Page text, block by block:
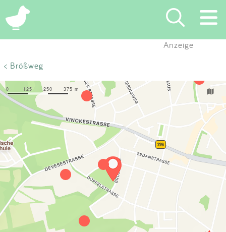
×
Eintragen
App
Blog
Partner
Kontakt
Impressum
Anzeige
< Brößweg